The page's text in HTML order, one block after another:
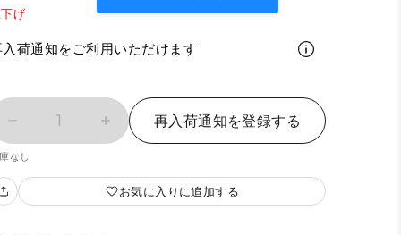
げ
入荷通知をご利用いただけます
1 再入荷通知を登録する
なし
お気に入りに追加する